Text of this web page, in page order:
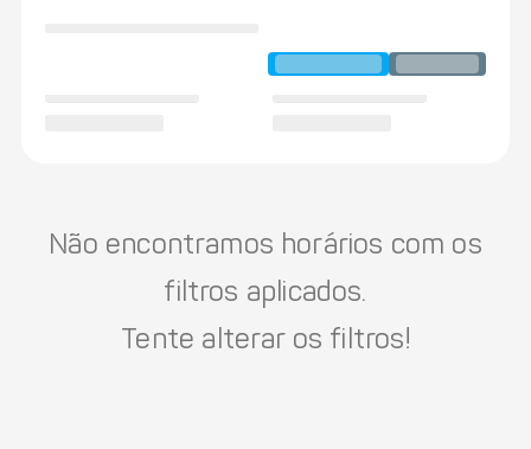
Não encontramos horários com os
filtros aplicados.
Tente alterar os filtros!